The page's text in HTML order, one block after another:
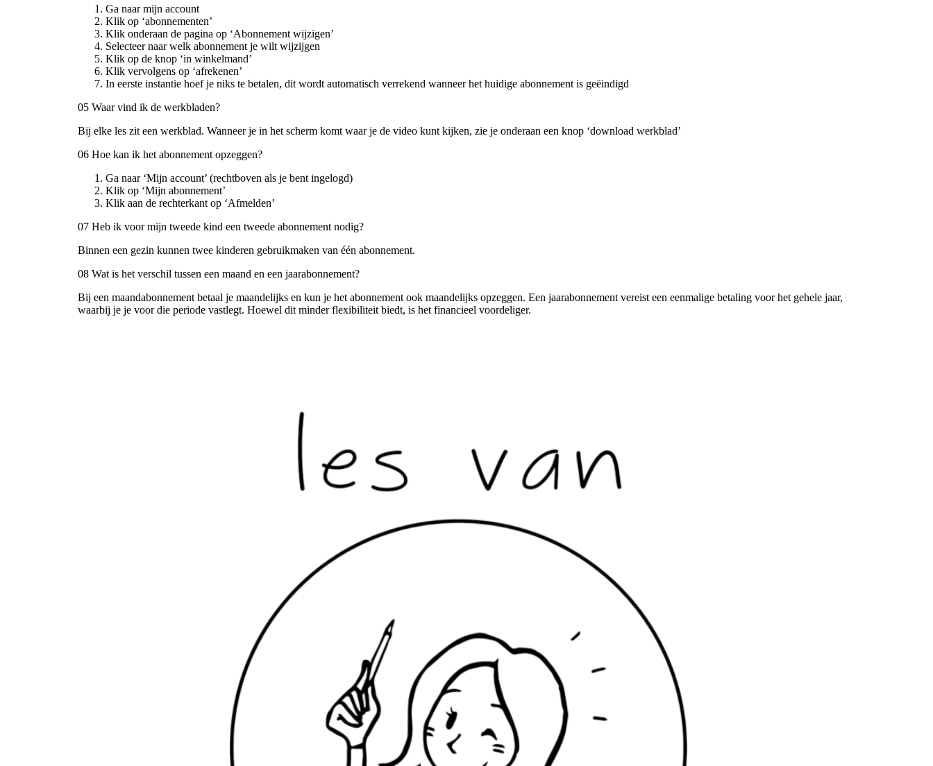
Ga naar mijn account
Klik op ‘abonnementen’
Klik onderaan de pagina op ‘Abonnement wijzigen’
Selecteer naar welk abonnement je wilt wijzijgen
Klik op de knop ‘in winkelmand’
Klik vervolgens op ‘afrekenen’
In eerste instantie hoef je niks te betalen, dit wordt automatisch verrekend wanneer het huidige abonnement is geëindigd
05 Waar vind ik de werkbladen?
Bij elke les zit een werkblad. Wanneer je in het scherm komt waar je de video kunt kijken, zie je onderaan een knop ‘download werkblad’
06 Hoe kan ik het abonnement opzeggen?
Ga naar ‘Mijn account’ (rechtboven als je bent ingelogd)
Klik op ‘Mijn abonnement’
Klik aan de rechterkant op ‘Afmelden’
07 Heb ik voor mijn tweede kind een tweede abonnement nodig?
Binnen een gezin kunnen twee kinderen gebruikmaken van één abonnement.
08 Wat is het verschil tussen een maand en een jaarabonnement?
Bij een maandabonnement betaal je maandelijks en kun je het abonnement ook maandelijks opzeggen. Een jaarabonnement vereist een eenmalige betaling voor het gehele jaar,
waarbij je je voor die periode vastlegt. Hoewel dit minder flexibiliteit biedt, is het financieel voordeliger.